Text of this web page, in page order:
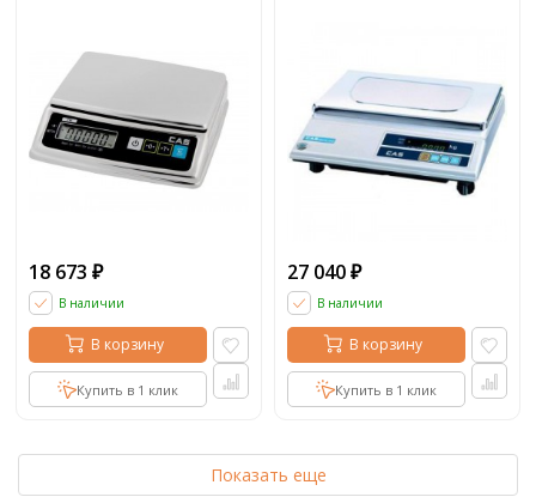
18 673 ₽
В наличии
В корзину
Купить в 1 клик
27 040 ₽
В наличии
В корзину
Купить в 1 клик
Показать еще